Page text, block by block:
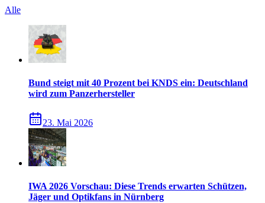
Alle
Bund steigt mit 40 Prozent bei KNDS ein: Deutschland
wird zum Panzerhersteller
23. Mai 2026
IWA 2026 Vorschau: Diese Trends erwarten Schützen,
Jäger und Optikfans in Nürnberg